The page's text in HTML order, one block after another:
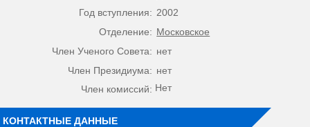
Год вступления: 2002
Отделение: Московское
Член Ученого Совета: нет
Член Президиума: нет
Член комиссий: Нет
КОНТАКТНЫЕ ДАННЫЕ